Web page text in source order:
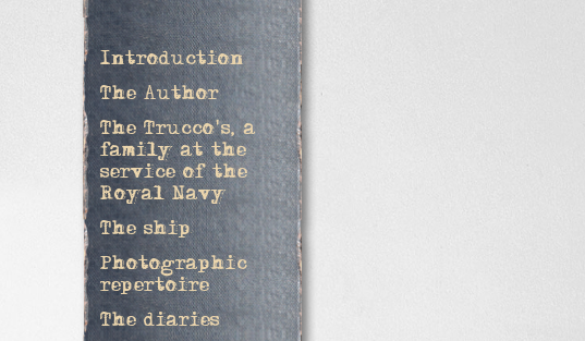
Introduction
The Author
The Trucco's, a
family at the
service of the
Royal Navy
The ship
Photographic
repertoire
The diaries